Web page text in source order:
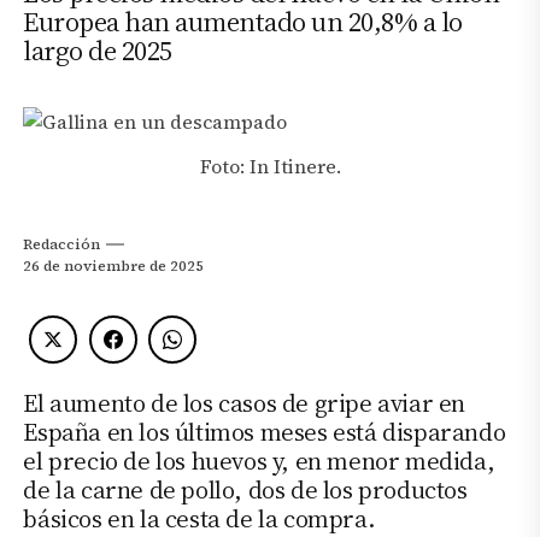
Europea han aumentado un 20,8% a lo
largo de 2025
Foto: In Itinere.
Redacción
26 de noviembre de 2025
El aumento de los casos de gripe aviar en
España en los últimos meses está disparando
el precio de los huevos y, en menor medida,
de la carne de pollo, dos de los productos
básicos en la cesta de la compra.